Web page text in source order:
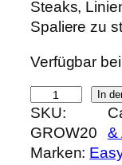
n
g
i
c
h
e
Steaks,
Spaliere zu
Verfügbar
l
a
n
In
SKU:
GROW20
&
Marken: